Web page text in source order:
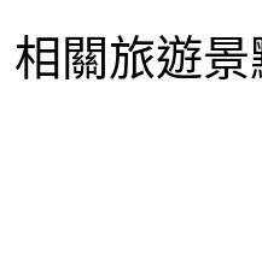
相關旅遊景